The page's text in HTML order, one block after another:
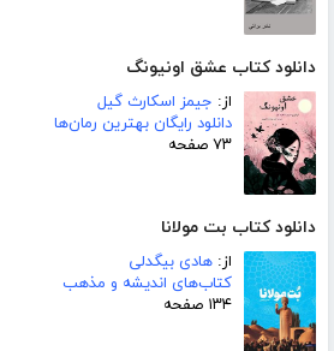
دانلود کتاب عشق اونیونگ
از: جیمز اسکارث گیل
دانلود رایگان بهترین رمان‌ها
۷۳ صفحه
دانلود کتاب بت مولانا
از: هادی بیگدلی
کتاب‌های اندیشه و مذهب
۱۳۴ صفحه